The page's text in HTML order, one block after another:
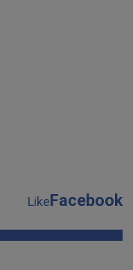
LikeFacebook